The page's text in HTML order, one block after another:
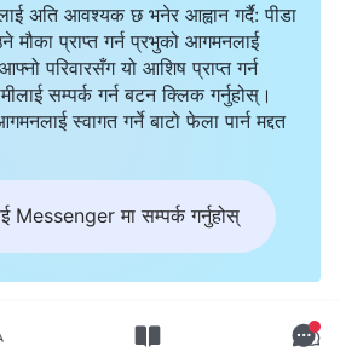
अति आवश्यक छ भनेर आह्वान गर्दै: पीडा
मौका प्राप्त गर्न प्रभुको आगमनलाई
परिवारसँग यो आशिष प्राप्त गर्न
सम्पर्क गर्न बटन क्लिक गर्नुहोस्।
स्वागत गर्ने बाटो फेला पार्न मद्दत
Messenger मा सम्पर्क गर्नुहोस्